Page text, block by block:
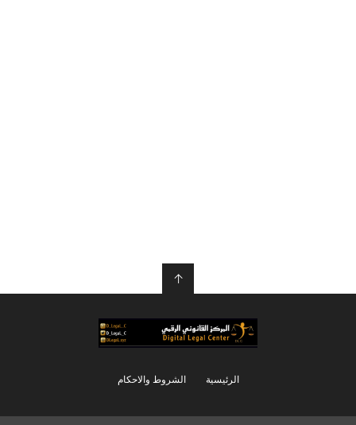
↑
الرئيسية الشروط والاحكام